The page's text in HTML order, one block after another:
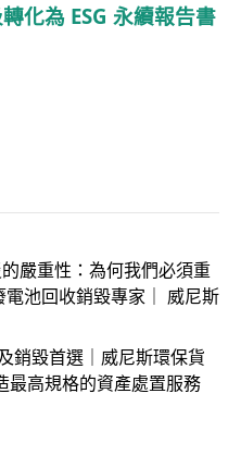
化為 ESG 永續報告書
嚴重性：為何我們必須重
池回收銷毀專家｜ 威尼斯
銷毀首選｜威尼斯環保貨
最高規格的資產處置服務